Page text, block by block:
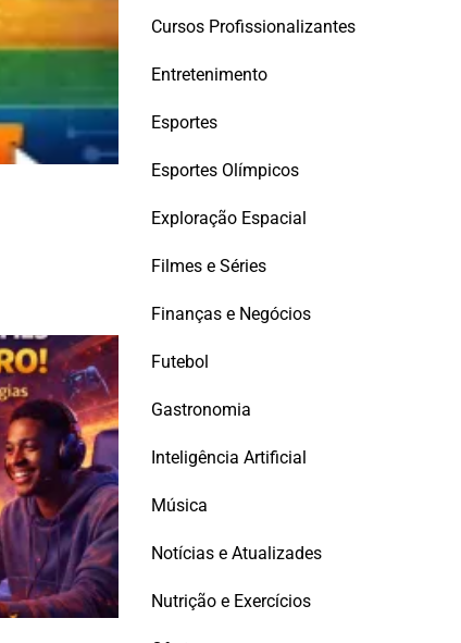
Cursos Profissionalizantes
Entretenimento
Esportes
Esportes Olímpicos
Exploração Espacial
Filmes e Séries
Finanças e Negócios
Futebol
Gastronomia
Inteligência Artificial
Música
Notícias e Atualizades
Nutrição e Exercícios